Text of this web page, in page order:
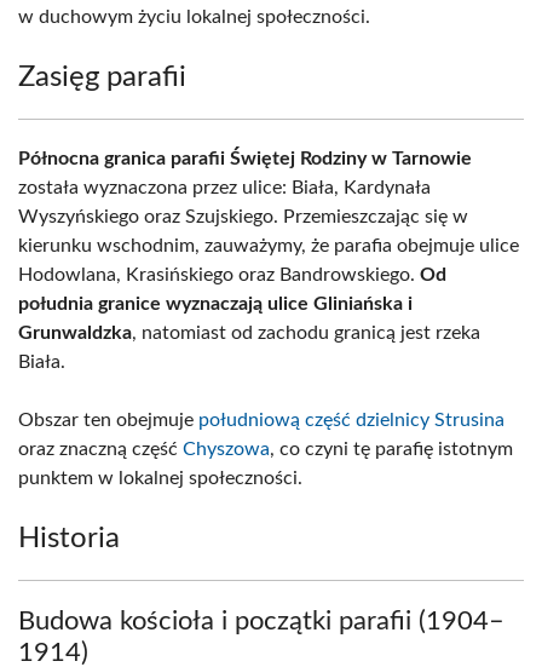
w duchowym życiu lokalnej społeczności.
Zasięg parafii
Północna granica parafii Świętej Rodziny w Tarnowie
została wyznaczona przez ulice: Biała, Kardynała
Wyszyńskiego oraz Szujskiego. Przemieszczając się w
kierunku wschodnim, zauważymy, że parafia obejmuje ulice
Hodowlana, Krasińskiego oraz Bandrowskiego. Od
południa granice wyznaczają ulice Gliniańska i
Grunwaldzka, natomiast od zachodu granicą jest rzeka
Biała.
Obszar ten obejmuje południową część dzielnicy Strusina
oraz znaczną część Chyszowa, co czyni tę parafię istotnym
punktem w lokalnej społeczności.
Historia
Budowa kościoła i początki parafii (1904–
1914)